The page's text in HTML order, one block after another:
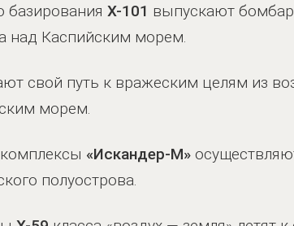
базирования Х-101 выпускают
над Каспийским морем.
свой путь к вражеским целям из
морем.
«Искандер-М»
полуострова.